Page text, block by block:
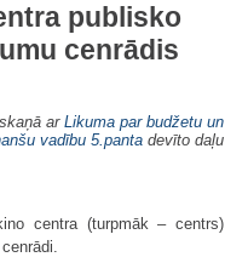
publisko
cenrādis
ar Likuma par budžetu un
vadību 5.panta devīto daļu
centra (turpmāk – centrs)